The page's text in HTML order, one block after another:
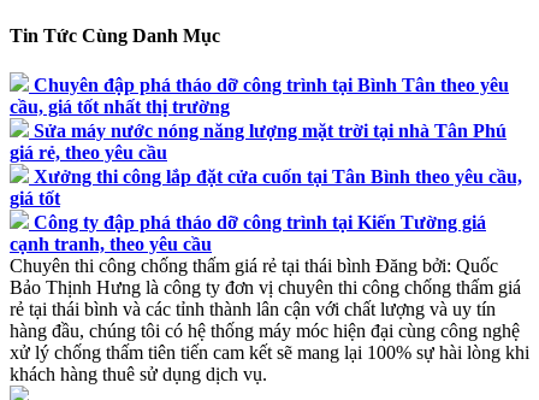
Tin Tức Cùng Danh Mục
Chuyên đập phá tháo dỡ công trình tại Bình Tân theo yêu
cầu, giá tốt nhất thị trường
Sửa máy nước nóng năng lượng mặt trời tại nhà Tân Phú
giá rẻ, theo yêu cầu
Xưởng thi công lắp đặt cửa cuốn tại Tân Bình theo yêu cầu,
giá tốt
Công ty đập phá tháo dỡ công trình tại Kiến Tường giá
cạnh tranh, theo yêu cầu
Chuyên thi công chống thấm giá rẻ tại thái bình Đăng bởi: Quốc
Bảo Thịnh Hưng là công ty đơn vị chuyên thi công chống thấm giá
rẻ tại thái bình và các tỉnh thành lân cận với chất lượng và uy tín
hàng đầu, chúng tôi có hệ thống máy móc hiện đại cùng công nghệ
xử lý chống thấm tiên tiến cam kết sẽ mang lại 100% sự hài lòng khi
khách hàng thuê sử dụng dịch vụ.